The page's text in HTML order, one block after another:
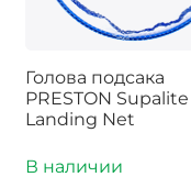
Голова подсака
PRESTON
Landing Net
В наличии